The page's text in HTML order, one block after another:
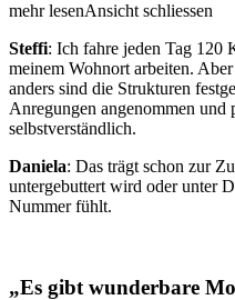
mehr lesenAnsicht schliessen
Steffi: Ich fahre jeden Tag 120
meinem Wohnort arbeiten.
anders sind die Strukturen
Anregungen angenommen und
selbstverständlich.
Daniela: Das trägt schon zur
untergebuttert wird oder unter
Nummer fühlt.
„Es gibt wunderbare